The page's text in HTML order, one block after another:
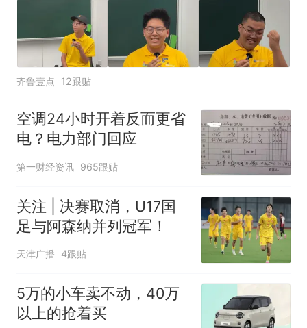
齐鲁壹点 12跟贴
空调24小时开着反而更省
电？电力部门回应
第一财经资讯 965跟贴
关注 | 决赛取消，U17国
足与阿森纳并列冠军！
天津广播 4跟贴
5万的小车卖不动，40万
以上的抢着买